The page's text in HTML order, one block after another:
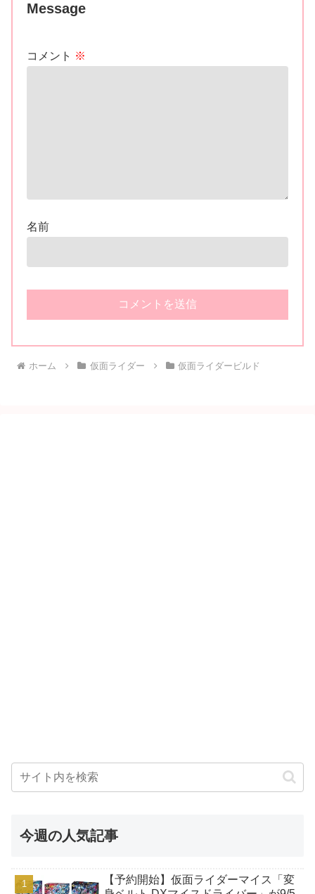
Message
コメント ※
名前
ホーム 仮面ライダー 仮面ライダービルド
今週の人気記事
【予約開始】仮面ライダーマイス「変